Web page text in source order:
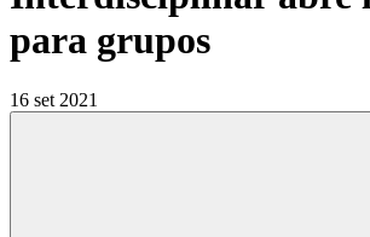
para grupos
16 set 2021